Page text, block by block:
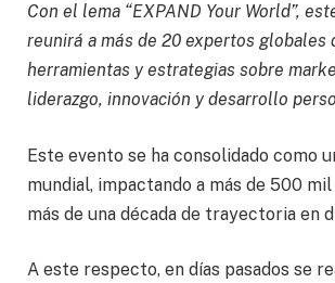
Con el lema “EXPAND Your World”,
reunirá a más de 20 expertos globales
herramientas y estrategias sobre
liderazgo, innovación y desarrollo
Este evento se ha consolidado como
mundial, impactando a más de 500
más de una década de trayectoria en
A este respecto, en días pasados se